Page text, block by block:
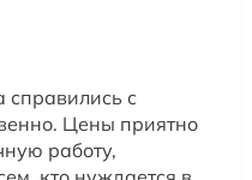
справились с
Цены приятно
работу,